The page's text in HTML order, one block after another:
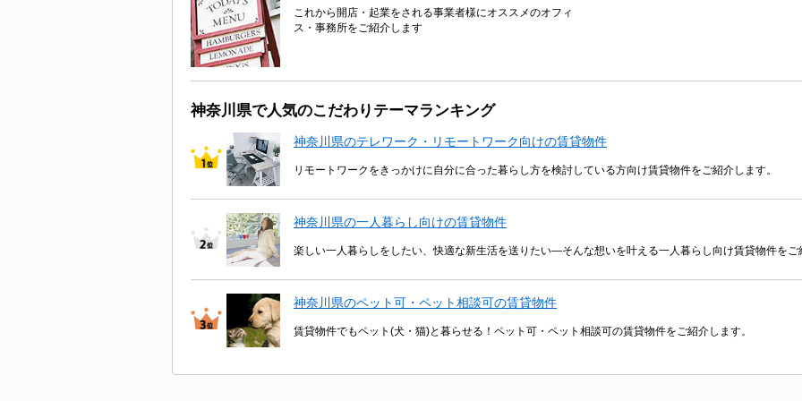
これから開店・起業をされる事業者様にオススメのオフィ
ス・事務所をご紹介します
神奈川県で人気のこだわりテーマランキング
神奈川県のテレワーク・リモートワーク向けの賃貸物件
リモートワークをきっかけに自分に合った暮らし方を検討している方向け賃貸物件をご紹介します。
神奈川県の一人暮らし向けの賃貸物件
楽しい一人暮らしをしたい、快適な新生活を送りたい―そんな想いを叶える一人暮らし向け賃貸物件をご
神奈川県のペット可・ペット相談可の賃貸物件
賃貸物件でもペット(犬・猫)と暮らせる！ペット可・ペット相談可の賃貸物件をご紹介します。